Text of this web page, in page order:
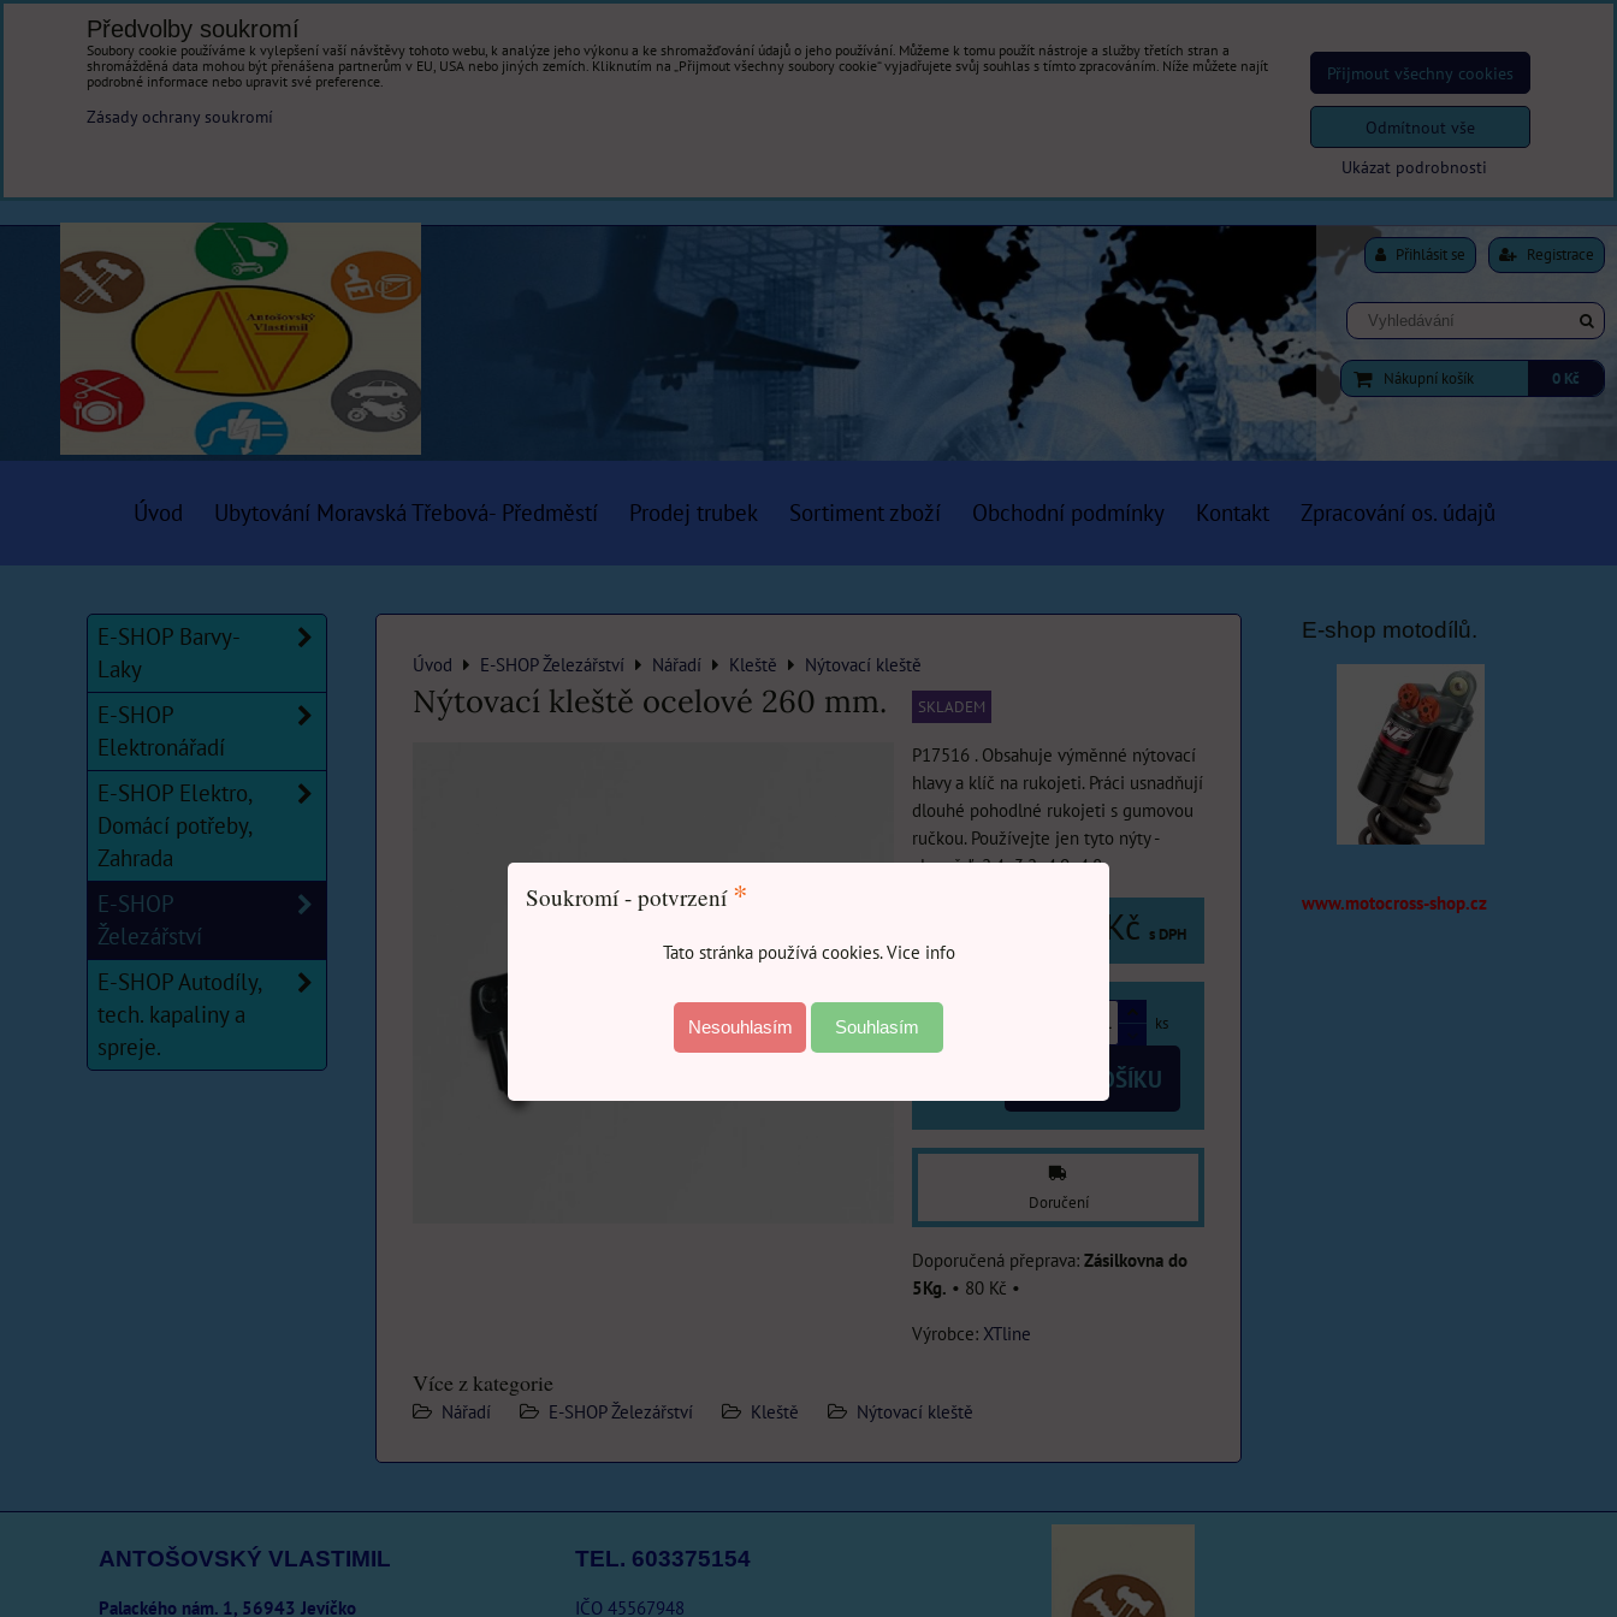
Přihlásit se Registrace
Nákupní košík 0 Kč
Úvod Ubytování Moravská Třebová- Předměstí Prodej trubek Sortiment zboží Obchodní podmínky Kontakt Zpracování os. údajů
Úvod E-SHOP Železářství Nářadí Kleště Nýtovací kleště
Nýtovací kleště ocelové 260 mm. SKLADEM
P17516 . Obsahuje výměnné nýtovací
hlavy a klíč na rukojeti. Práci usnadňují
dlouhé pohodlné rukojeti s gumovou
ručkou. Používejte jen tyto nýty -
alu,měď: 2,4; 3,2; 4,0; 4,8.
210 Kč s DPH
ks
DO KOŠÍKU
Doručení
Zásilkovna do
5Kg. • 80 Kč •
Výrobce: XTline
Více z kategorie
Nářadí E-SHOP Železářství Kleště Nýtovací kleště
E-SHOP Barvy-
Laky
E-SHOP
Elektronářadí
E-SHOP Elektro,
Domácí potřeby,
Zahrada
E-SHOP
Železářství
E-SHOP Autodíly,
tech. kapaliny a
spreje.
E-shop motodílů.
www.motocross-shop.cz
ANTOŠOVSKÝ VLASTIMIL
Palackého nám. 1, 56943 Jevíčko
TEL. 603375154
IČO 45567948
Předvolby soukromí
Soubory cookie používáme k vylepšení vaší návštěvy tohoto webu, k analýze jeho výkonu a ke shromažďování údajů o jeho používání. Můžeme k tomu použít nástroje a služby třetích stran a
shromážděná data mohou být přenášena partnerům v EU, USA nebo jiných zemích. Kliknutím na „Přijmout všechny soubory cookie“ vyjadřujete svůj souhlas s tímto zpracováním. Níže můžete najít
podrobné informace nebo upravit své preference.
Zásady ochrany soukromí
Ukázat podrobnosti
Přijmout všechny cookies
Odmítnout vše
Soukromí - potvrzení *
Tato stránka používá cookies. Vice info
Nesouhlasím Souhlasím